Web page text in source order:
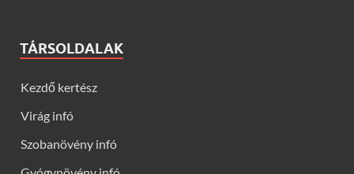
TÁRSOLDALAK
Kezdő kertész
Virág infó
Szobanövény infó